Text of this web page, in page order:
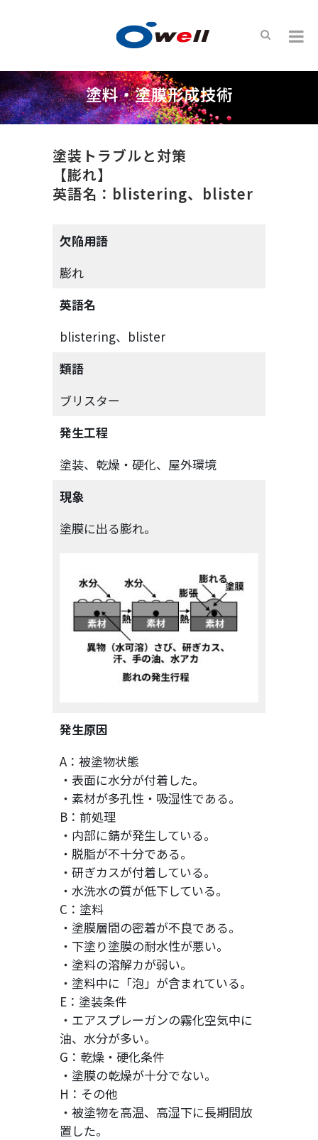
塗料・塗膜形成技術
塗装トラブルと対策
【膨れ】
英語名：blistering、blister
欠陥用語
膨れ
英語名
blistering、blister
類語
ブリスター
発生工程
塗装、乾燥・硬化、屋外環境
現象
塗膜に出る膨れ。
発生原因
A：被塗物状態
・表面に水分が付着した。
・素材が多孔性・吸湿性である。
B：前処理
・内部に錆が発生している。
・脱脂が不十分である。
・研ぎカスが付着している。
・水洗水の質が低下している。
C：塗料
・塗膜層間の密着が不良である。
・下塗り塗膜の耐水性が悪い。
・塗料の溶解カが弱い。
・塗料中に「泡」が含まれている。
E：塗装条件
・エアスプレーガンの霧化空気中に
油、水分が多い。
G：乾燥・硬化条件
・塗膜の乾燥が十分でない。
H：その他
・被塗物を高温、高湿下に長期間放
置した。